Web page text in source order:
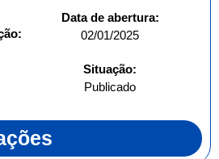
Data de abertura:
02/01/2025
Situação:
Publicado